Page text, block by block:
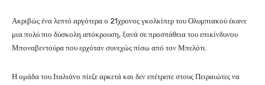
Ακριβώς ένα λεπτό αργότερα ο 21χρονος γκολκίπερ του Ολυμπιακού έκανε
μια πολύ πιο δύσκολη απόκρουση, ξανά σε προσπάθεια του επικίνδυνου
Μποναβεντούρα που ερχόταν συνεχώς πίσω από τον Μπελότι.
Η ομάδα του Ιταλιάνο πίεζε αρκετά και δεν επέτρεπε στους Πειραιώτες να